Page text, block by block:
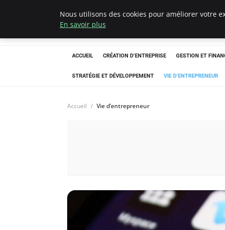
Ultimatefs
ACCUEIL CRÉATION D’ENTREPRISE GESTION ET
STRATÉGIE ET DÉVELOPPEMENT VIE D’ENTREPRENEUR
Accueil Vie d’entrepreneur
Nous utilisons des cookies pour améliorer votre
En savoir plus